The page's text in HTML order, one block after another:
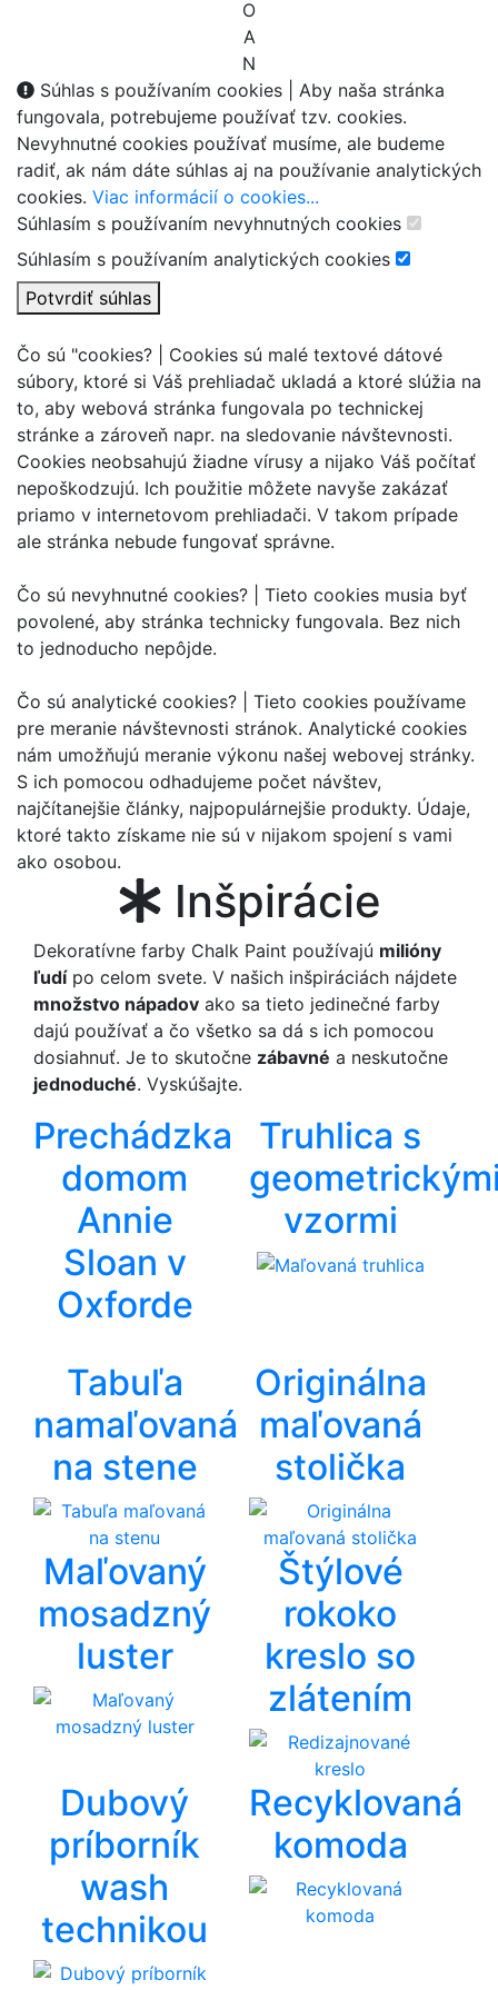
O
A
N
Súhlas s používaním cookies | Aby naša stránka
fungovala, potrebujeme používať tzv. cookies.
Nevyhnutné cookies používať musíme, ale budeme
radiť, ak nám dáte súhlas aj na používanie analytických
cookies. Viac informácií o cookies...
Súhlasím s používaním nevyhnutných cookies
Súhlasím s používaním analytických cookies
Potvrdiť súhlas
Čo sú "cookies? | Cookies sú malé textové dátové
súbory, ktoré si Váš prehliadač ukladá a ktoré slúžia na
to, aby webová stránka fungovala po technickej
stránke a zároveň napr. na sledovanie návštevnosti.
Cookies neobsahujú žiadne vírusy a nijako Váš počítať
nepoškodzujú. Ich použitie môžete navyše zakázať
priamo v internetovom prehliadači. V takom prípade
ale stránka nebude fungovať správne.
Čo sú nevyhnutné cookies? | Tieto cookies musia byť
povolené, aby stránka technicky fungovala. Bez nich
to jednoducho nepôjde.
Čo sú analytické cookies? | Tieto cookies používame
pre meranie návštevnosti stránok. Analytické cookies
nám umožňujú meranie výkonu našej webovej stránky.
S ich pomocou odhadujeme počet návštev,
najčítanejšie články, najpopulárnejšie produkty. Údaje,
ktoré takto získame nie sú v nijakom spojení s vami
ako osobou.
Inšpirácie
Dekoratívne farby Chalk Paint používajú milióny
ľudípo celom svete. V našich inšpiráciách nájdete
množstvo nápadov ako sa tieto jedinečné farby
dajú používať a čo všetko sa dá s ich pomocou
dosiahnuť. Je to skutočne zábavné a neskutočne
jednoduché. Vyskúšajte.
Prechádzka
domom
Annie
Sloan v
Oxforde
Truhlica s
vzormi
Tabuľa
namaľovaná
na stene
Originálna
maľovaná
stolička
Maľovaný
mosadzný
luster
Štýlové
rokoko
kreslo so
zlátením
Dubový
príborník
wash
technikou
Recyklovaná
komoda